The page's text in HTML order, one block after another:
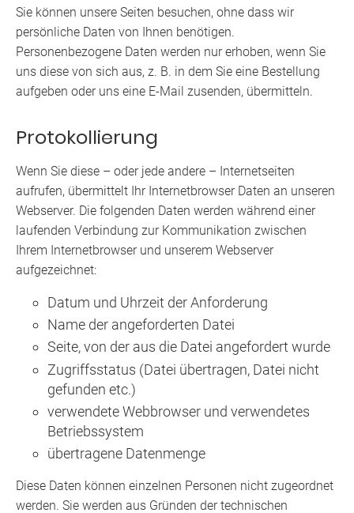
Sie können unsere Seiten besuchen, ohne dass wir
persönliche Daten von Ihnen benötigen.
Personenbezogene Daten werden nur erhoben, wenn Sie
uns diese von sich aus, z. B. in dem Sie eine Bestellung
aufgeben oder uns eine E-Mail zusenden, übermitteln.
Protokollierung
Wenn Sie diese – oder jede andere – Internetseiten
aufrufen, übermittelt Ihr Internetbrowser Daten an unseren
Webserver. Die folgenden Daten werden während einer
laufenden Verbindung zur Kommunikation zwischen
Ihrem Internetbrowser und unserem Webserver
aufgezeichnet:
Datum und Uhrzeit der Anforderung
Name der angeforderten Datei
Seite, von der aus die Datei angefordert wurde
Zugriffsstatus (Datei übertragen, Datei nicht
gefunden etc.)
verwendete Webbrowser und verwendetes
Betriebssystem
übertragene Datenmenge
Diese Daten können einzelnen Personen nicht zugeordnet
werden. Sie werden aus Gründen der technischen